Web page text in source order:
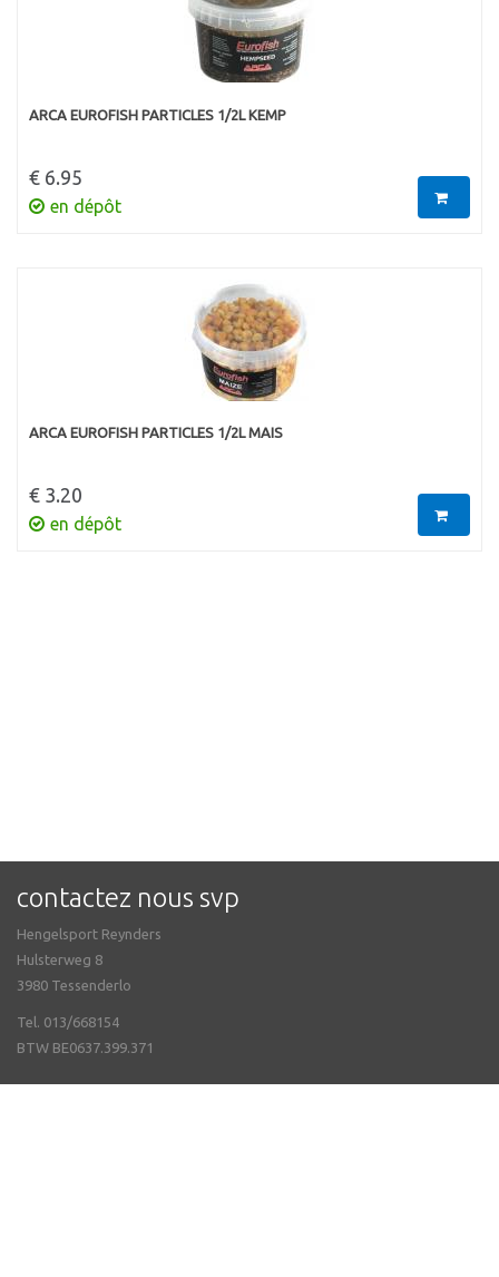
ARCA EUROFISH PARTICLES 1/2L KEMP
€ 6.95
en dépôt
ARCA EUROFISH PARTICLES 1/2L MAIS
€ 3.20
en dépôt
contactez nous svp
Hengelsport Reynders
Hulsterweg 8
3980 Tessenderlo
Tel. 013/668154
BTW BE0637.399.371